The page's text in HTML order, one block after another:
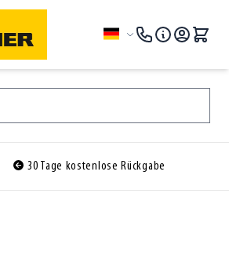
Sprache
30 Tage kostenlose Rückgabe